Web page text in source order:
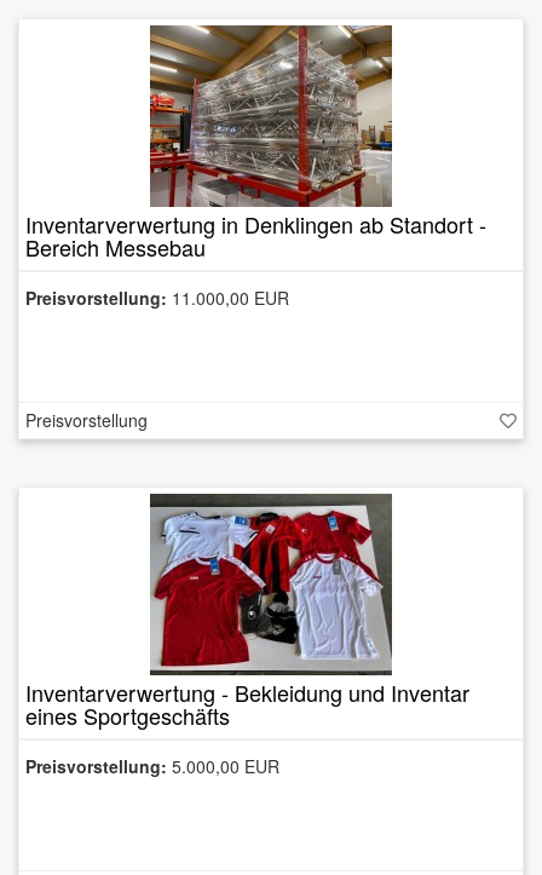
Inventarverwertung in Denklingen ab Standort -
Bereich Messebau
Preisvorstellung: 11.000,00 EUR
Preisvorstellung
Inventarverwertung - Bekleidung und Inventar
eines Sportgeschäfts
Preisvorstellung: 5.000,00 EUR